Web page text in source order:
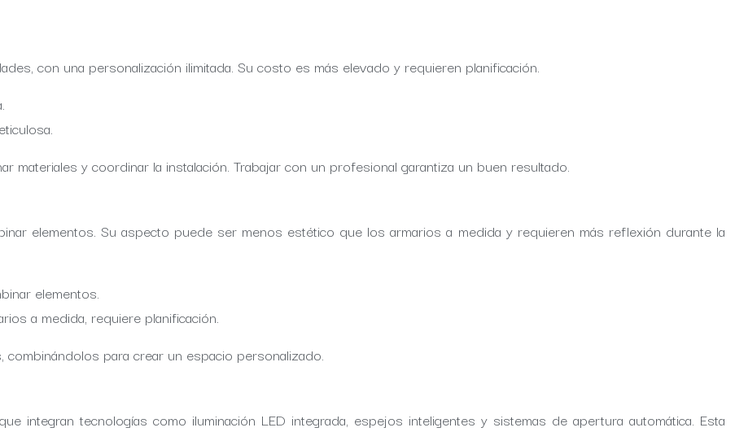
con una personalización ilimitada. Su costo es más elevado y requieren planificación.
materiales y coordinar la instalación. Trabajar con un profesional garantiza un buen resultado.
elementos. Su aspecto puede ser menos estético que los armarios a medida y requieren más reflexión durante la
elementos.
a medida, requiere planificación.
para crear un espacio personalizado.
integran tecnologías como iluminación LED integrada, espejos inteligentes y sistemas de apertura automática. Esta